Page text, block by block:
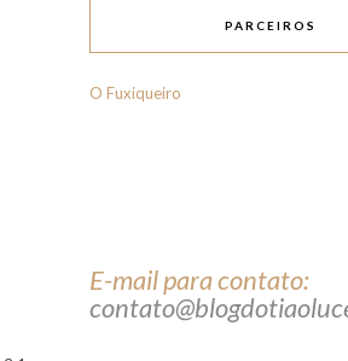
PARCEIROS
O Fuxiqueiro
E-mail para contato: